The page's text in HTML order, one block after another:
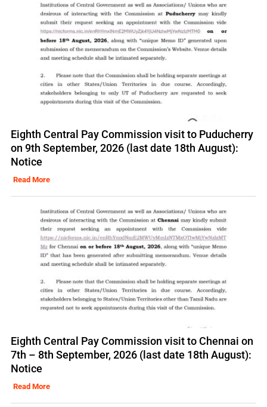
Eighth Central Pay Commission visit to Puducherry
on 9th September, 2026 (last date 18th August):
Notice
Read More
Eighth Central Pay Commission visit to Chennai on
7th – 8th September, 2026 (last date 18th August):
Notice
Read More